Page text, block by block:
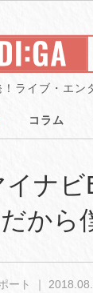
ライブ・エン
コラム
ナ
から
ート ｜